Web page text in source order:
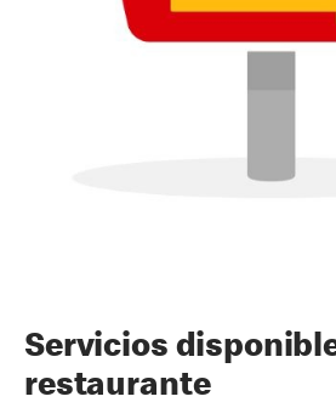
Servicios
restaurante